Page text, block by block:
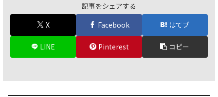
記事をシェアする
X
Facebook はてブ
LINE Pinterest コピー